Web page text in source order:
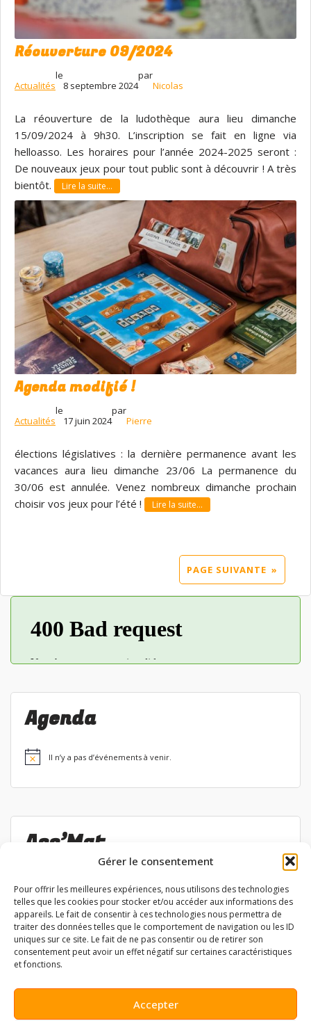
Gérer le consentement
Pour offrir les meilleures expériences, nous utilisons des technologies
telles que les cookies pour stocker et/ou accéder aux informations des
appareils. Le fait de consentir à ces technologies nous permettra de
traiter des données telles que le comportement de navigation ou les ID
uniques sur ce site. Le fait de ne pas consentir ou de retirer son
consentement peut avoir un effet négatif sur certaines caractéristiques
et fonctions.
Accepter
Réouverture 09/2024
Actualités
le
8 septembre 2024
par
Nicolas
La réouverture de la ludothèque aura lieu dimanche
15/09/2024 à 9h30. L’inscription se fait en ligne via
helloasso. Les horaires pour l’année 2024-2025 seront :
De nouveaux jeux pour tout public sont à découvrir ! A très
bientôt.
Lire la suite…
Agenda modifié !
Actualités
le
17 juin 2024
par
Pierre
élections législatives : la dernière permanence avant les
vacances aura lieu dimanche 23/06 La permanence du
30/06 est annulée. Venez nombreux dimanche prochain
choisir vos jeux pour l’été !
Lire la suite…
PAGE SUIVANTE »
Agenda
Notice Il n’y a pas d’événements à venir.
Ass’Mat
Aide à la réservation
Tous les articles